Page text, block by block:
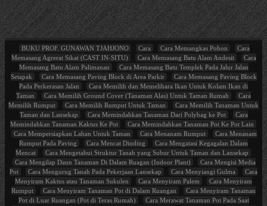
BUKU PROF. GUNAWAN TJAHJONO Cara Cara Memangkas Pohon
Cara
Memasang Agrerat Sikat (CAST IN-SITU)
Cara Memasang Batu Alam Andesit
Cara
Memasang Batu Alam Palimanan
Cara Memasang Batu Templek Pada Jalur Jalan
Setapak
Cara Memasang Paving Block di Area Parkir
Cara Memasang Paving Block
Pada Perkerasan Jalan
Cara Memilih dan Memelihara Ikan Untuk Kolam Ikan di
Taman
Cara Memilih Ground Cover (Tanaman Alas) Untuk Taman Rumah
Cara
Memilih Rumput
Cara Memilih Rumput Untuk Taman
Cara Memilih Tanaman Untuk
Taman dan Lansekap
Cara Memindahkan Tanaman Dari Polybag ke Pot
Cara
Memindahkan Tanaman Kaktus Ke Pot
Cara Memindahkan Tanaman Pot Ke Pot Lain
Cara Mempersiapkan Lahan Untuk Taman
Cara Menanam Rumput
Cara Menanam
Rumput Pada Paving
Cara Mencat Dinding
Cara Mengatasi Kegagalan Dalam
Mencat
Cara Mengetahui Struktur Tanah yang Subur Untuk Taman dan Lansekap
Cara Mengilap Daun Tanaman Di Dalam Ruagan (Indoor Plant)
Cara Mengisi Media
Pot
Cara Mengurug Tanah Pada Pekerjaan Lansekap Cara Menyiangi Gulma
Cara
Menyiram Kaktus atau Tanaman Sukulen
Cara Menyiram Palem
Cara Menyiram
Rumput
Cara Menyiram Tanaman Pot di Dalam Ruangan
Cara Menyiram Tanaman
Pot di Luar Ruangan (Pot di Teras Rumah)
Cara Merawat Tanaman Pot Pada Saat